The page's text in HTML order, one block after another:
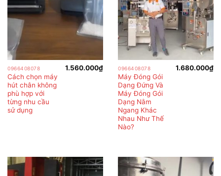
0966408078
Cách chọn máy
hút chân không
phù hợp với
từng nhu cầu
sử dụng
1.560.000₫ 0966408078
Máy Đóng Gói
Dạng Đứng Và
Máy Đóng Gói
Dạng Nằm
Ngang Khác
Nhau Như Thế
Nào?
1.680.000₫